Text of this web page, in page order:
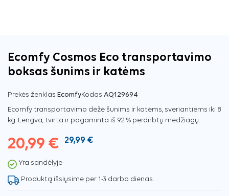
Ecomfy Cosmos Eco transportavimo
boksas šunims ir katėms
Prekės ženklas EcomfyKodas AQ129694
Ecomfy transportavimo dėžė šunims ir katėms, sveriantiems iki 8
kg. Lengva, tvirta ir pagaminta iš 92 % perdirbtų medžiagų.
20,99 € 29,99 €
Yra sandėlyje
Produktą išsiųsime per 1-3 darbo dienas.